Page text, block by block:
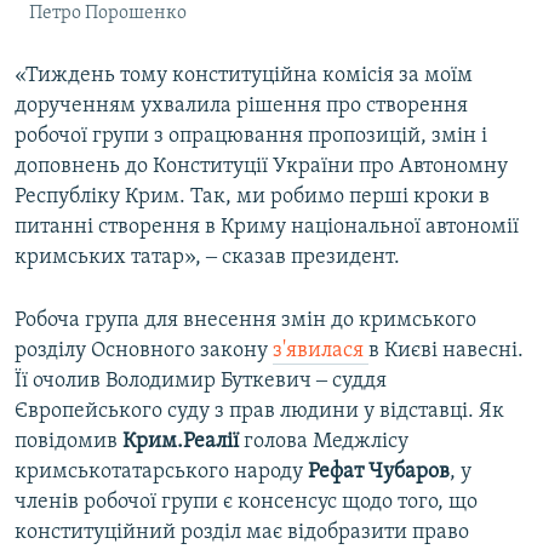
Петро Порошенко
«Тиждень тому конституційна комісія за моїм
дорученням ухвалила рішення про створення
робочої групи з опрацювання пропозицій, змін і
доповнень до Конституції України про Автономну
Республіку Крим. Так, ми робимо перші кроки в
питанні створення в Криму національної автономії
кримських татар», ‒ сказав президент.
Робоча група для внесення змін до кримського
розділу Основного закону з'явилася в Києві навесні.
Її очолив Володимир Буткевич ‒ суддя
Європейського суду з прав людини у відставці. Як
повідомив Крим.Реаліїголова Меджлісу
кримськотатарського народу Рефат Чубаров, у
членів робочої групи є консенсус щодо того, що
конституційний розділ має відобразити право